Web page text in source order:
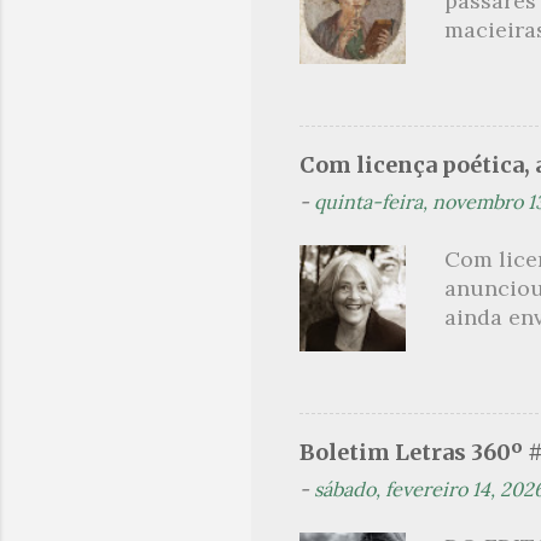
termina
no
maçã
trazes
Com licença poética,
- quinta-feira, novembro
Com
ainda
não,
Boletim Letras 360º
- sábado, fevereiro 14,